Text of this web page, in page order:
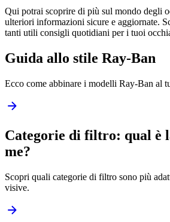
Qui potrai scoprire di più sul mondo degli
ulteriori informazioni sicure e aggiornate.
tanti utili consigli quotidiani per i tuoi
Guida allo stile Ray-Ban
Ecco come abbinare i modelli Ray-Ban al
Categorie di filtro: qual è
me?
Scopri quali categorie di filtro sono più
visive.